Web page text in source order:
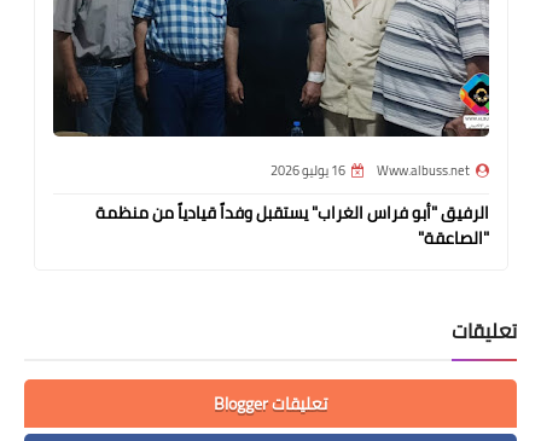
Www.albuss.net 16 يوليو 2026
الرفيق "أبو فراس الغراب" يستقبل وفداً قيادياً من منظمة
"الصاعقة"
تعليقات
تعليقات Blogger